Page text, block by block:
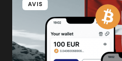
AVIS